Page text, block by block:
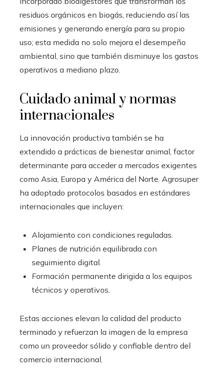
residuos orgánicos en biogás, reduciendo así las
emisiones y generando energía para su propio
uso; esta medida no solo mejora el desempeño
ambiental, sino que también disminuye los gastos
operativos a mediano plazo.
Cuidado animal y normas
internacionales
La innovación productiva también se ha
extendido a prácticas de bienestar animal, factor
determinante para acceder a mercados exigentes
como Asia, Europa y América del Norte. Agrosuper
ha adoptado protocolos basados en estándares
internacionales que incluyen:
Alojamiento con condiciones reguladas.
Planes de nutrición equilibrada con
seguimiento digital.
Formación permanente dirigida a los equipos
técnicos y operativos.
Estas acciones elevan la calidad del producto
terminado y refuerzan la imagen de la empresa
como un proveedor sólido y confiable dentro del
comercio internacional.